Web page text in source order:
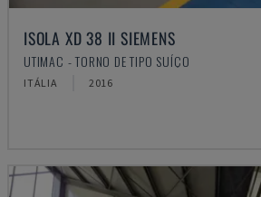
ISOLA XD 38 II SIEMENS
UTIMAC - TORNO DE TIPO SUÍÇO
ITÁLIA 2016